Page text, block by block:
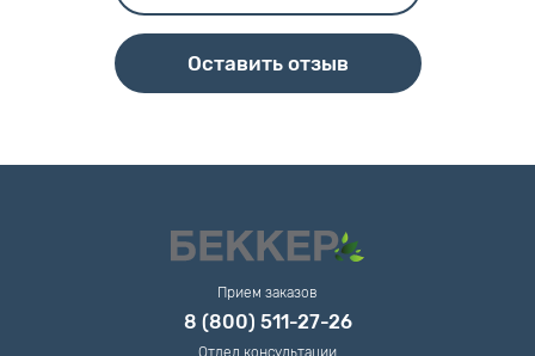
Оставить отзыв
Прием заказов
8 (800) 511-27-26
Отдел консультации